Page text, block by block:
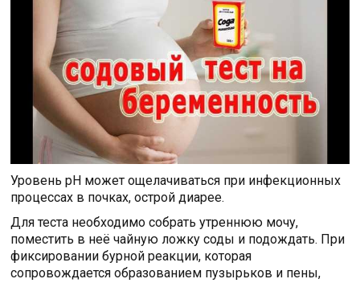
Уровень рН может ощелачиваться при инфекционных
процессах в почках, острой диарее.
Для теста необходимо собрать утреннюю мочу,
поместить в неё чайную ложку соды и подождать. При
фиксировании бурной реакции, которая
сопровождается образованием пузырьков и пены,